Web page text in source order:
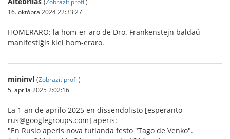
16. októbra 2024 22:33:27
HOMERARO: la hom-er-aro de Dro. Frankenstejn baldaŭ
manifestiĝis kiel hom-eraro.
mininvl (Zobraziť profil)
5. apríla 2025 2:02:16
La 1-an de aprilo 2025 en dissendolisto [esperanto-
rus@googlegroups.com] aperis:
"En Rusio aperis nova tutlanda festo "Tago de Venko".